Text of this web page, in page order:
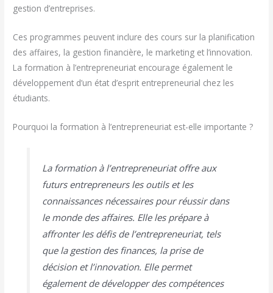
gestion d’entreprises.
Ces programmes peuvent inclure des cours sur la planification
des affaires, la gestion financière, le marketing et l’innovation.
La formation à l’entrepreneuriat encourage également le
développement d’un état d’esprit entrepreneurial chez les
étudiants.
Pourquoi la formation à l’entrepreneuriat est-elle importante ?
La formation à l’entrepreneuriat offre aux
futurs entrepreneurs les outils et les
connaissances nécessaires pour réussir dans
le monde des affaires. Elle les prépare à
affronter les défis de l’entrepreneuriat, tels
que la gestion des finances, la prise de
décision et l’innovation. Elle permet
également de développer des compétences